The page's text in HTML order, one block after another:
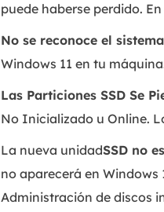
puede haberse perdido.
No se reconoce el
Windows 11 en tu
Las Particiones SSD Se
No Inicializado u Online.
La nueva unidadSSD no
no aparecerá en Windows
Administración de discos